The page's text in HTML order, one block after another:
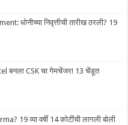
धोनीच्या निवृत्तीची तारीख ठरली? 19
बनला CSK चा गेमचेंजर! 13 चेंडूत
19 व्या वर्षी 14 कोटींची लागली बोली